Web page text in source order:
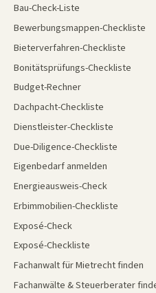
Bau-Check-Liste
Bewerbungsmappen-Checkliste
Bieterverfahren-Checkliste
Bonitätsprüfungs-Checkliste
Budget-Rechner
Dachpacht-Checkliste
Dienstleister-Checkliste
Due-Diligence-Checkliste
Eigenbedarf anmelden
Energieausweis-Check
Erbimmobilien-Checkliste
Exposé-Check
Exposé-Checkliste
Fachanwalt für Mietrecht finden
Fachanwälte & Steuerberater